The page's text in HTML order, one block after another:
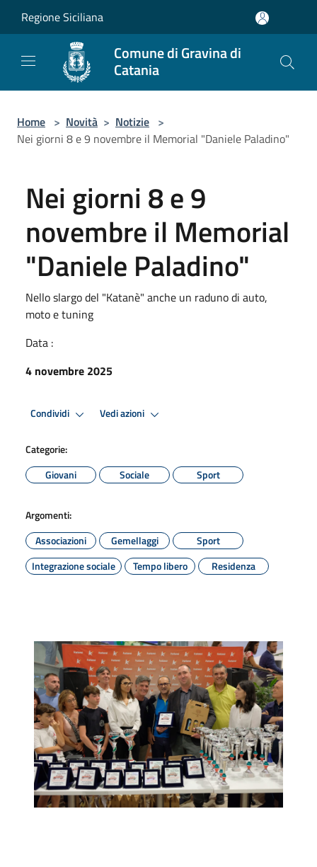
Regione Siciliana
Comune di Gravina di
Catania
Home > Novità > Notizie >
Nei giorni 8 e 9 novembre il Memorial "Daniele Paladino"
Nei giorni 8 e 9
novembre il Memorial
"Daniele Paladino"
Nello slargo del "Katanè" anche un raduno di auto,
moto e tuning
Data :
4 novembre 2025
Condividi Vedi azioni
Categorie:
Giovani
Sociale Sport
Argomenti:
Associazioni
Gemellaggi
Sport
Integrazione sociale
Tempo libero Residenza